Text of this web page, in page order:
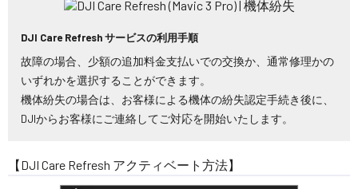
DJI Care Refresh サービスの利用手順
故障の場合、少額の追加料金支払いでの交換か、通常修理かの
いずれかを選択することができます。
機体紛失の場合は、お客様による機体の紛失認定手続き後に、
DJIからお客様にご連絡してご対応を開始いたします。
【DJI Care Refresh アクティベート方法】